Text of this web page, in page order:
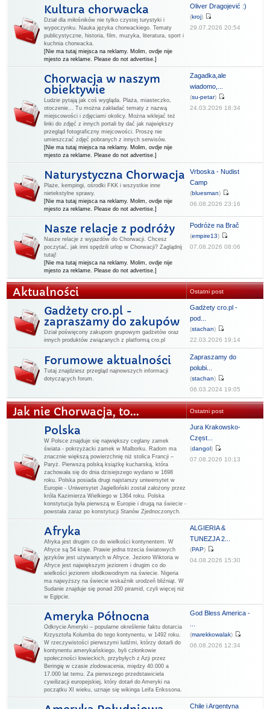
Kultura chorwacka
Dział dla miłośników nie tylko czystej turystyki i
wypoczynku. Nauka języka chorwackiego. Tematy
publicystyczne, historia, film, muzyka, literatura, sport i
kuchnia chorwacka.
[Nie ma tutaj miejsca na reklamy. Molim, ovdje nije
mjesto za reklame. Please do not advertise.]
Oliver Dragojević :)
(kroj)
29.07.2026 20:54
Chorwacja w naszym
obiektywie
Ludzie pytają jak coś wygląda. Plaża, miasteczko,
otoczenie... Tu można zakładać tematy z nazwą
miejscowości i zdjęciami okolicy. Można wklejać też
linki do zdjęć z innych portali by dać jak największy
przegląd fotograficzny miejcowości. Proszę nie
umieszczać zdjęć pobranych z innych serwisów.
[Nie ma tutaj miejsca na reklamy. Molim, ovdje nije
mjesto za reklame. Please do not advertise.]
Zagadka,ale
wiadomo,...
(su-petar)
24.03.2026 18:34
Naturystyczna Chorwacja
Plaże, kempingi, ośrodki FKK i wszystkie inne
nietekstylne sprawy.
[Nie ma tutaj miejsca na reklamy. Molim, ovdje nije
mjesto za reklame. Please do not advertise.]
Vrboska - Nudist
Camp
(bluesman)
06.08.2026 23:16
Nasze relacje z podróży
Nasze relacje z wyjazdów do Chorwacji. Chcesz
poczytać, jak inni spędzili urlop w Chorwacji? Zaglądnij
tutaj!
[Nie ma tutaj miejsca na reklamy. Molim, ovdje nije
mjesto za reklame. Please do not advertise.]
Podróże na Brač
(empire13)
07.08.2026 08:06
Aktualności Ostatni post
Gadżety cro.pl -
zapraszamy do zakupów
Dział poświęcony zakupom grupowym gadżetów oraz
innych produktów związanych z platformą cro.pl
Gadżety cro.pl -
pod...
(stachan)
22.03.2026 19:14
Forumowe aktualności
Tutaj znajdziesz przegląd najnowszych informacji
dotyczących forum.
Zapraszamy do
polubi...
(stachan)
06.03.2024 19:05
Jak nie Chorwacja, to... Ostatni post
Polska
W Polsce znajduje się największy ceglany zamek
świata - pokrzyżacki zamek w Malborku. Radom ma
znacznie większą powierzchnię niż stolica Francji –
Paryż. Pierwszą polską książkę kucharską, która
zachowała się do dnia dzisiejszego wydano w 1698
roku. Polska posiada drugi najstarszy uniwersytet w
Europie - Uniwersytet Jagielloński został założony przez
króla Kazimierza Wielkiego w 1364 roku. Polska
konstytucja była pierwszą w Europie i drugą na świecie -
powstała zaraz po konstytucji Stanów Zjednoczonych.
Jura Krakowsko-
Częst...
(dangol)
07.08.2026 10:13
Afryka
Afryka jest drugim co do wielkości kontynentem. W
Afryce są 54 kraje. Prawie jedna trzecia światowych
języków jest używanych w Afryce. Jezioro Wiktoria w
Afryce jest największym jeziorem i drugim co do
wielkości jeziorem słodkowodnym na świecie. Nigeria
ma najwyższy na świecie wskaźnik urodzeń bliźniąt. W
Sudanie znajduje się ponad 200 piramid, czyli więcej niż
w Egipcie.
ALGIERIA &
TUNEZJA 2...
(PAP)
04.08.2026 15:30
Ameryka Północna
Odkrycie Ameryki – popularne określenie faktu dotarcia
Krzysztofa Kolumba do tego kontynentu, w 1492 roku.
W rzeczywistości pierwszymi ludźmi, którzy dotarli do
kontynentu amerykańskiego, byli członkowie
społeczności łowieckich, przybyłych z Azji przez
Beringię w czasie zlodowacenia, między 40.000 a
17.000 lat temu. Za pierwszego przedstawiciela
cywilizacji europejskiej, który dotarł do Ameryki na
początku XI wieku, uznaje się wikinga Leifa Erikssona.
God Bless America -
(marekkowalak)
06.08.2026 12:34
Chile i Argentyna